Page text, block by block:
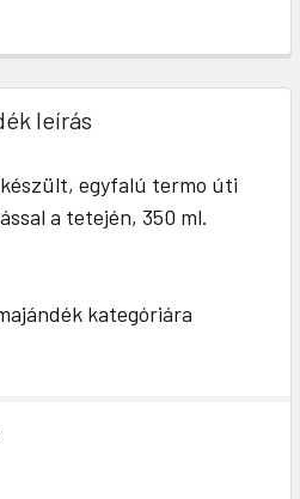
leírás
egyfalú termo úti
a tetején, 350 ml.
kategóriára